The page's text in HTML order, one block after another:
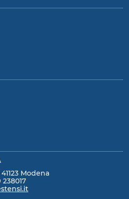
Modena
238017